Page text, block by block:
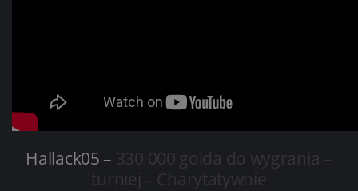
Hallack05 – 330 000 golda do wygrania –
turniej – Charytatywnie